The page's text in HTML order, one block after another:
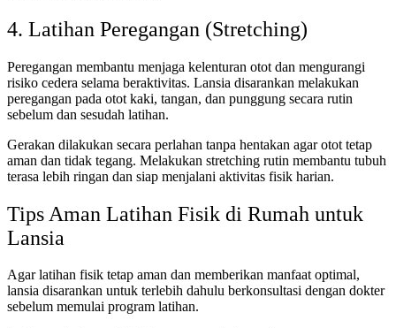
4. Latihan Peregangan (Stretching)
Peregangan membantu menjaga kelenturan otot dan mengurangi
risiko cedera selama beraktivitas. Lansia disarankan melakukan
peregangan pada otot kaki, tangan, dan punggung secara rutin
sebelum dan sesudah latihan.
Gerakan dilakukan secara perlahan tanpa hentakan agar otot tetap
aman dan tidak tegang. Melakukan stretching rutin membantu tubuh
terasa lebih ringan dan siap menjalani aktivitas fisik harian.
Tips Aman Latihan Fisik di Rumah untuk
Lansia
Agar latihan fisik tetap aman dan memberikan manfaat optimal,
lansia disarankan untuk terlebih dahulu berkonsultasi dengan dokter
sebelum memulai program latihan.